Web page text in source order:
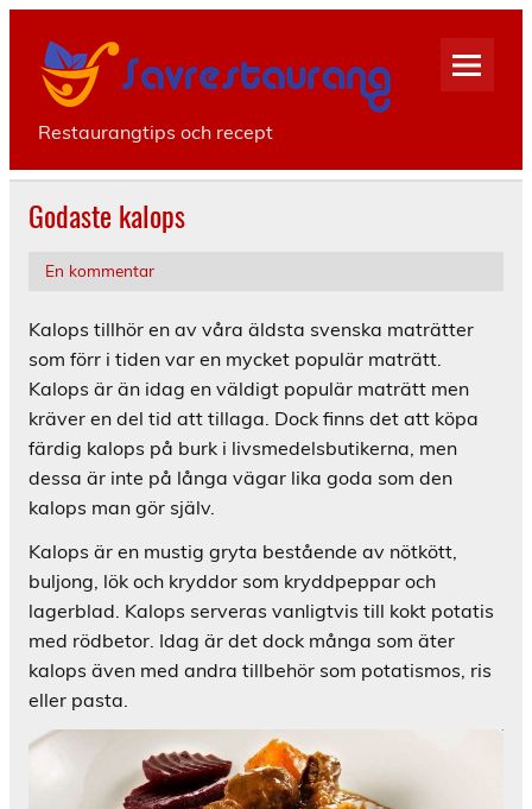
Hoppa
innehåll
Restaurangtips och recept
Godaste kalops
En kommentar
Kalops tillhör en av våra äldsta svenska maträtter
som förr i tiden var en mycket populär maträtt.
Kalops är än idag en väldigt populär maträtt men
kräver en del tid att tillaga. Dock finns det att köpa
färdig kalops på burk i livsmedelsbutikerna, men
dessa är inte på långa vägar lika goda som den
kalops man gör själv.
Kalops är en mustig gryta bestående av nötkött,
buljong, lök och kryddor som kryddpeppar och
lagerblad. Kalops serveras vanligtvis till kokt potatis
med rödbetor. Idag är det dock många som äter
kalops även med andra tillbehör som potatismos, ris
eller pasta.